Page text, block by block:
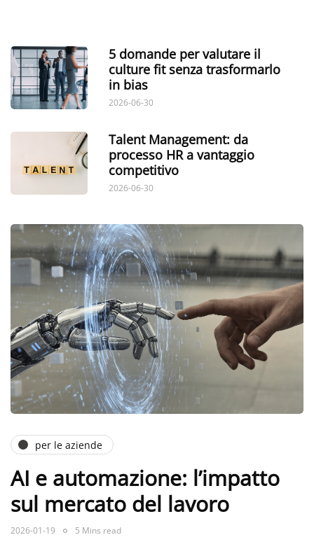
5 domande per valutare il
culture fit senza trasformarlo
in bias
2026-06-30
Talent Management: da
processo HR a vantaggio
competitivo
2026-06-30
per le aziende
AI e automazione: l’impatto
sul mercato del lavoro
2026-01-19 5 Mins read